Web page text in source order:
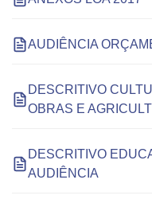
AUDIÊNCIA
DESCRITIVO
OBRAS E
DESCRITIVO
AUDIÊNCIA